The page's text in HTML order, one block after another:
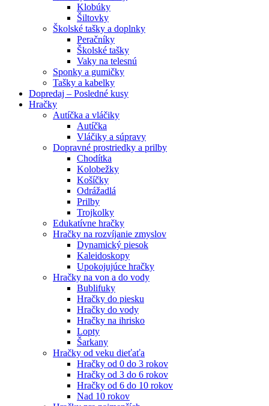
Klobúky
Šiltovky
Školské tašky a doplnky
Peračníky
Školské tašky
Vaky na telesnú
Sponky a gumičky
Tašky a kabelky
Dopredaj – Posledné kusy
Hračky
Autíčka a vláčiky
Autíčka
Vláčiky a súpravy
Dopravné prostriedky a prilby
Chodítka
Kolobežky
Košíčky
Odrážadlá
Prilby
Trojkolky
Edukatívne hračky
Hračky na rozvíjanie zmyslov
Dynamický piesok
Kaleidoskopy
Upokojujúce hračky
Hračky na von a do vody
Bublifuky
Hračky do piesku
Hračky do vody
Hračky na ihrisko
Lopty
Šarkany
Hračky od veku dieťaťa
Hračky od 0 do 3 rokov
Hračky od 3 do 6 rokov
Hračky od 6 do 10 rokov
Nad 10 rokov